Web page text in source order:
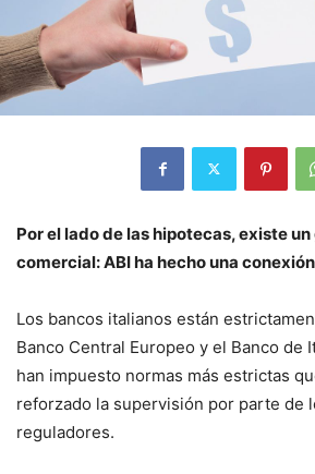
Por el lado de las hipotecas, existe
comercial: ABI ha hecho una
Los bancos italianos están
Banco Central Europeo y el Banco de
han impuesto normas más estrictas
reforzado la supervisión por parte de
reguladores.